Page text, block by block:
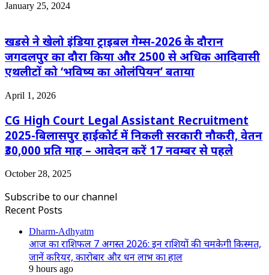
January 25, 2024
खडसे ने खेलो इंडिया ट्राइबल गेम्स-2026 के दौरान
जगदलपुर का दौरा किया और 2500 से अधिक आदिवासी
एथलीटों को ‘भविष्य का ओलंपियन’ बताया
April 1, 2026
CG High Court Legal Assistant Recruitment
2025-बिलासपुर हाईकोर्ट में निकली सरकारी नौकरी, वेतन
₹30,000 प्रति माह – आवेदन करें 17 नवम्बर से पहले
October 28, 2025
Subscribe to our channel
Recent Posts
Dharm-Adhyatm
आज का राशिफल 7 अगस्त 2026: इन राशियों की चमकेगी किस्मत,
जानें करियर, कारोबार और धन लाभ का हाल
9 hours ago